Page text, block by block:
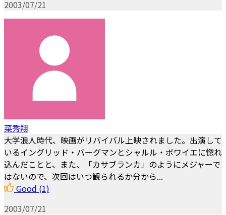
2003/07/21
菜秀翔
大学浪人時代、映画がリバイバル上映されました。出演して
いるイングリッド・バーグマンとシャルル・ボワイエに惚れ
込んだことと、また、「カサブランカ」のようにメジャーで
はないので、次回はいつ観られるか分から...
Good (1)
2003/07/21